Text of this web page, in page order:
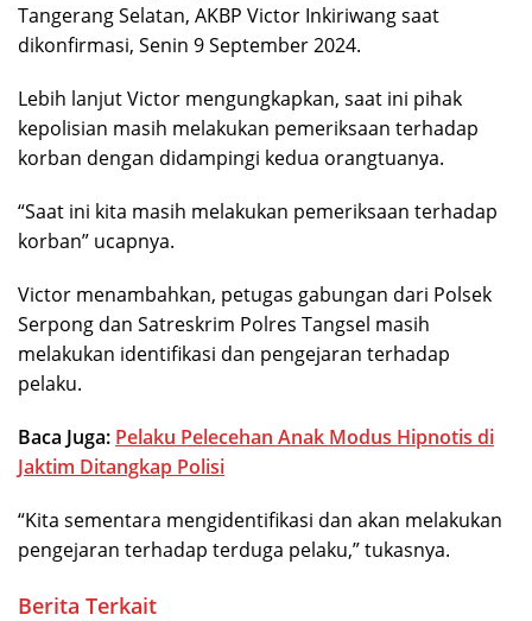
Tangerang Selatan, AKBP Victor Inkiriwang saat
dikonfirmasi, Senin 9 September 2024.
Lebih lanjut Victor mengungkapkan, saat ini pihak
kepolisian masih melakukan pemeriksaan terhadap
korban dengan didampingi kedua orangtuanya.
“Saat ini kita masih melakukan pemeriksaan terhadap
korban” ucapnya.
Victor menambahkan, petugas gabungan dari Polsek
Serpong dan Satreskrim Polres Tangsel masih
melakukan identifikasi dan pengejaran terhadap
pelaku.
Baca Juga: Pelaku Pelecehan Anak Modus Hipnotis di
Jaktim Ditangkap Polisi
“Kita sementara mengidentifikasi dan akan melakukan
pengejaran terhadap terduga pelaku,” tukasnya.
Berita Terkait